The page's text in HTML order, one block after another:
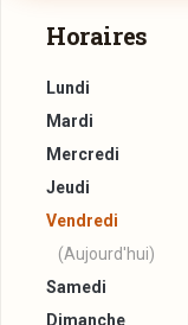
Horaires
Lundi
Mardi
Mercredi
Jeudi
Vendredi
(Aujourd'hui)
Samedi
Dimanche